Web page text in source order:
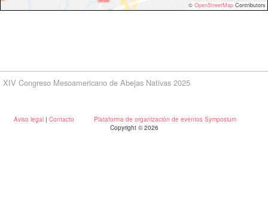
© OpenStreetMap Contributors
XIV Congreso Mesoamericano de Abejas Nativas 2025
Aviso legal | Contacto
Plataforma de organización de eventos Symposium
Copyright © 2026